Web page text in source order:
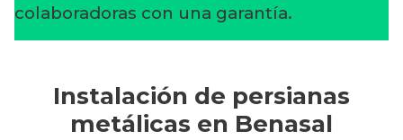
colaboradoras con una garantía.
Instalación de persianas
metálicas en Benasal